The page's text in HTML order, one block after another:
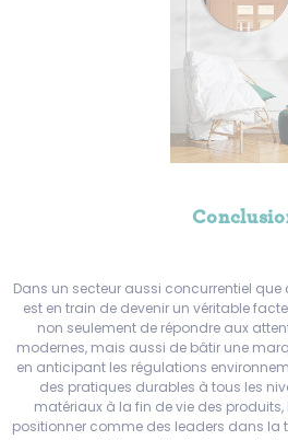
Dans un secteur aussi concurrentiel que
est en train de devenir un véritable
non seulement de répondre aux
modernes, mais aussi de bâtir une
en anticipant les régulations
des pratiques durables à tous les
matériaux à la fin de vie des produits,
positionner comme des leaders dans la